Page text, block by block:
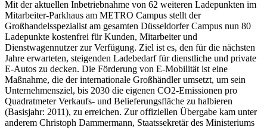
Mit der aktuellen Inbetriebnahme von 62 weiteren Ladepunkten im
Mitarbeiter-Parkhaus am METRO Campus stellt der
Großhandelsspezialist am gesamten Düsseldorfer Campus nun 80
Ladepunkte kostenfrei für Kunden, Mitarbeiter und
Dienstwagennutzer zur Verfügung. Ziel ist es, den für die nächsten
Jahre erwarteten, steigenden Ladebedarf für dienstliche und private
E-Autos zu decken. Die Förderung von E-Mobilität ist eine
Maßnahme, die der internationale Großhändler umsetzt, um sein
Unternehmensziel, bis 2030 die eigenen CO2-Emissionen pro
Quadratmeter Verkaufs- und Belieferungsfläche zu halbieren
(Basisjahr: 2011), zu erreichen. Zur offiziellen Übergabe kam unter
anderem Christoph Dammermann, Staatssekretär des Ministeriums